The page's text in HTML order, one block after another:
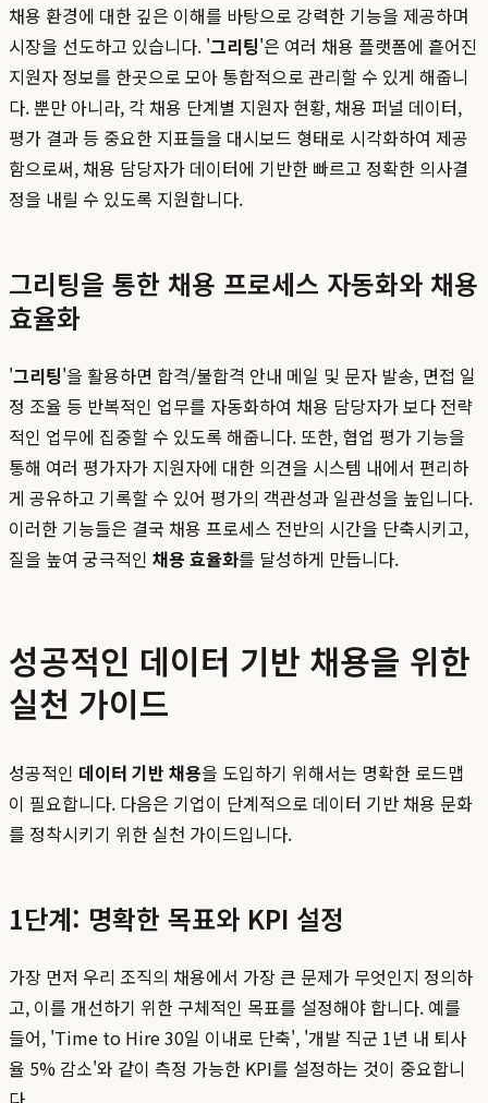
채용 환경에 대한 깊은 이해를 바탕으로 강력한 기능을 제공하며
시장을 선도하고 있습니다. '그리팅'은 여러 채용 플랫폼에 흩어진
지원자 정보를 한곳으로 모아 통합적으로 관리할 수 있게 해줍니
다. 뿐만 아니라, 각 채용 단계별 지원자 현황, 채용 퍼널 데이터,
평가 결과 등 중요한 지표들을 대시보드 형태로 시각화하여 제공
함으로써, 채용 담당자가 데이터에 기반한 빠르고 정확한 의사결
정을 내릴 수 있도록 지원합니다.
그리팅을 통한 채용 프로세스 자동화와 채용
효율화
'그리팅'을 활용하면 합격/불합격 안내 메일 및 문자 발송, 면접 일
정 조율 등 반복적인 업무를 자동화하여 채용 담당자가 보다 전략
적인 업무에 집중할 수 있도록 해줍니다. 또한, 협업 평가 기능을
통해 여러 평가자가 지원자에 대한 의견을 시스템 내에서 편리하
게 공유하고 기록할 수 있어 평가의 객관성과 일관성을 높입니다.
이러한 기능들은 결국 채용 프로세스 전반의 시간을 단축시키고,
질을 높여 궁극적인 채용 효율화를 달성하게 만듭니다.
성공적인 데이터 기반 채용을 위한
실천 가이드
성공적인 데이터 기반 채용을 도입하기 위해서는 명확한 로드맵
이 필요합니다. 다음은 기업이 단계적으로 데이터 기반 채용 문화
를 정착시키기 위한 실천 가이드입니다.
1단계: 명확한 목표와 KPI 설정
가장 먼저 우리 조직의 채용에서 가장 큰 문제가 무엇인지 정의하
고, 이를 개선하기 위한 구체적인 목표를 설정해야 합니다. 예를
들어, 'Time to Hire 30일 이내로 단축', '개발 직군 1년 내 퇴사
율 5% 감소'와 같이 측정 가능한 KPI를 설정하는 것이 중요합니